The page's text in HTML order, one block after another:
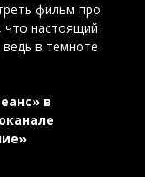
фильм про
настоящий
в темноте
в